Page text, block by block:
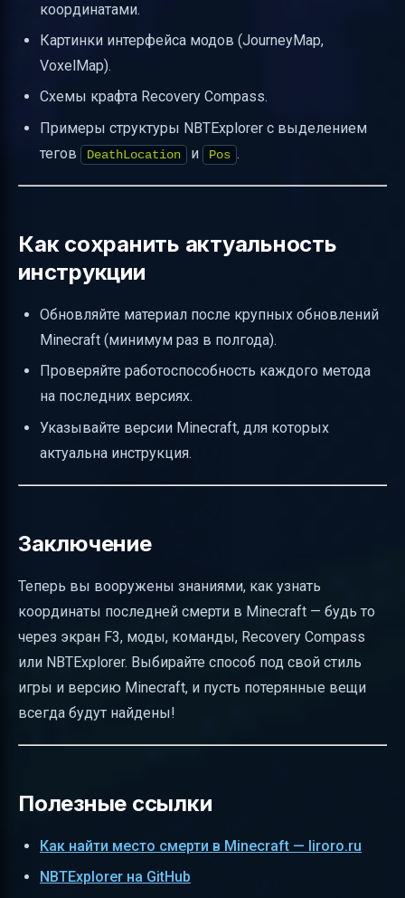
координатами.
Картинки интерфейса модов (JourneyMap,
VoxelMap).
Схемы крафта Recovery Compass.
Примеры структуры NBTExplorer с выделением
тегов
DeathLocation и Pos .
Как сохранить актуальность
инструкции
Обновляйте материал после крупных обновлений
Minecraft (минимум раз в полгода).
Проверяйте работоспособность каждого метода
на последних версиях.
Указывайте версии Minecraft, для которых
актуальна инструкция.
Заключение
Теперь вы вооружены знаниями, как узнать
координаты последней смерти в Minecraft — будь то
через экран F3, моды, команды, Recovery Compass
или NBTExplorer. Выбирайте способ под свой стиль
игры и версию Minecraft, и пусть потерянные вещи
всегда будут найдены!
Полезные ссылки
Как найти место смерти в Minecraft — liroro.ru
NBTExplorer на GitHub